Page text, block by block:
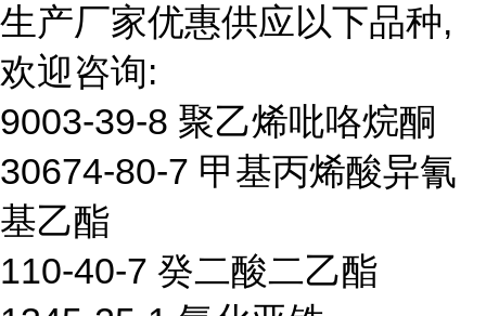
生产厂家优惠供应以下品种,
欢迎咨询:
9003-39-8 聚乙烯吡咯烷酮
30674-80-7 甲基丙烯酸异氰
基乙酯
110-40-7 癸二酸二乙酯